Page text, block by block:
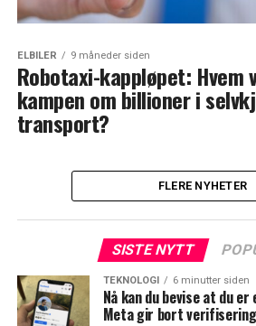
ELBILER 9 måneder siden
Robotaxi-kappløpet: Hvem
kampen om billioner i
transport?
FLERE NYHETER
SISTE NYTT
TEKNOLOGI 6 minutter siden
Nå kan du bevise at du er
Meta gir bort